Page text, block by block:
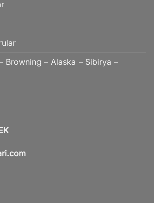
Browning – Alaska – Sibirya –